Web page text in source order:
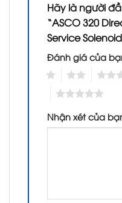
Hãy là người
“ASCO 320
Service
Đánh giá của
Nhận xét của